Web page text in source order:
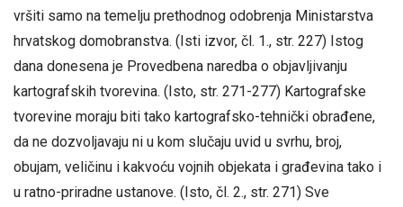
vršiti samo na temelju prethodnog odobrenja Ministarstva
hrvatskog domobranstva. (Isti izvor, čl. 1., str. 227) Istog
dana donesena je Provedbena naredba o objavljivanju
kartografskih tvorevina. (Isto, str. 271-277) Kartografske
tvorevine moraju biti tako kartografsko-tehnički obrađene,
da ne dozvoljavaju ni u kom slučaju uvid u svrhu, broj,
obujam, veličinu i kakvoću vojnih objekata i građevina tako i
u ratno-priradne ustanove. (Isto, čl. 2., str. 271) Sve